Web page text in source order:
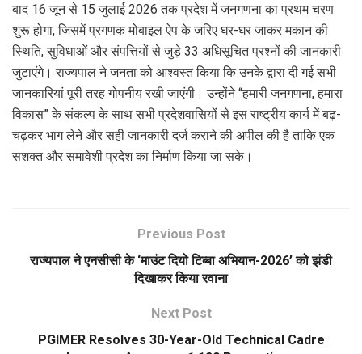
बाद 16 जून से 15 जुलाई 2026 तक प्रदेश में जनगणना का प्रथम चरण
शुरू होगा, जिसमें प्रगणक मोबाइल ऐप के जरिए घर-घर जाकर मकान की
स्थिति, सुविधाओं और संपत्तियों से जुड़े 33 अधिसूचित प्रश्नों की जानकारी
जुटाएंगे। राज्यपाल ने जनता को आश्वस्त किया कि उनके द्वारा दी गई सभी
जानकारियां पूरी तरह गोपनीय रखी जाएंगी। उन्होंने “हमारी जनगणना, हमारा
विकास” के संकल्प के साथ सभी प्रदेशवासियों से इस राष्ट्रीय कार्य में बढ़-
चढ़कर भाग लेने और सही जानकारी दर्ज कराने की अपील की है ताकि एक
सशक्त और समावेशी प्रदेश का निर्माण किया जा सके।
Previous Post
राज्यपाल ने एनसीसी के ‘माउंट दियो टिब्बा अभियान-2026’ को झंडी
दिखाकर किया रवाना
Next Post
PGIMER Resolves 30-Year-Old Technical Cadre